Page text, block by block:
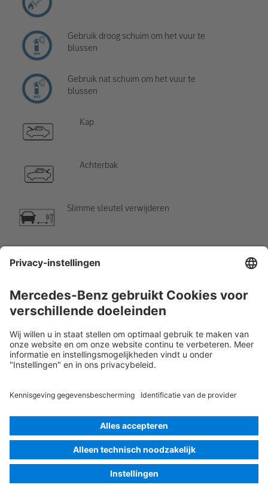
Gebruik droog schuim om het vuur te
blussen
Gebruik nat schuim om het vuur te
blussen
Kap
Achterbak
Slimme sleutel verwijderen
Waarschuwing; lage temperatuur
Rescue Card Personenauto Versie 07/2026 02.7 ID-Nr.: 223.9
Taal selecteren
© 2026Mercedes-Benz AG
Identificatie van de aanbieder
Cookie-instellingen
Cookies
Gegevensbescherming Juridische kennisgeving